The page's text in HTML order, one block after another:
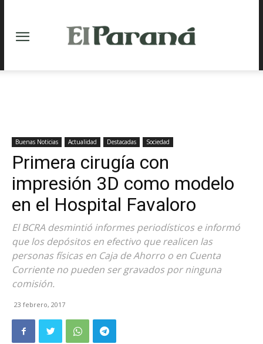
Buenas Noticias Actualidad Destacadas Sociedad
Primera cirugía con
impresión 3D como modelo
en el Hospital Favaloro
El BCRA desmintió informes periodísticos e informó
que los depósitos en efectivo que realicen las
personas físicas en Caja de Ahorro o en Cuenta
Corriente no pueden ser gravados por ninguna
comisión.
23 febrero, 2017